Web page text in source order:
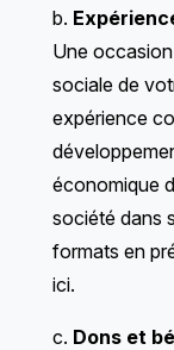
b.
Une
sociale de
expérience
économique
société dans
formats en
ici.
c. Dons et